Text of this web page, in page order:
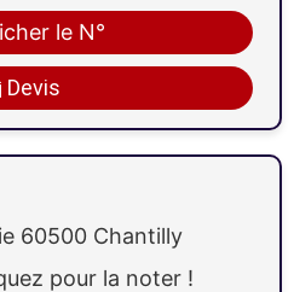
Devis
le N°
60500 Chantilly
pour la noter !